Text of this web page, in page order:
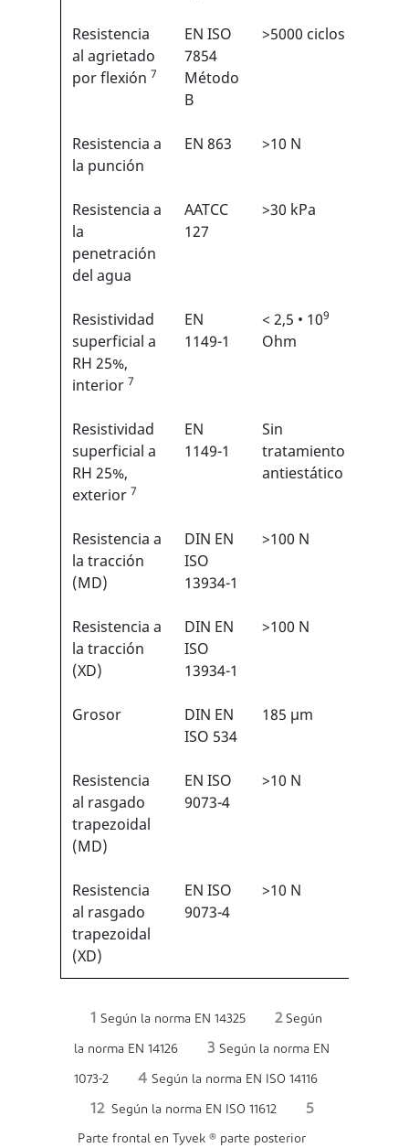
Resistencia
al agrietado
por flexión 7
EN ISO
7854
Método
B
>5000 ciclos
Resistencia a
la punción
EN 863 >10 N
Resistencia a
la
penetración
del agua
AATCC
127
>30 kPa
Resistividad
superficial a
RH 25%,
interior 7
EN
1149-1
< 2,5 • 109
Ohm
Resistividad
superficial a
RH 25%,
exterior 7
EN
1149-1
Sin
tratamiento
antiestático
Resistencia a
la tracción
(MD)
DIN EN
ISO
13934-1
>100 N
Resistencia a
la tracción
(XD)
DIN EN
ISO
13934-1
>100 N
Grosor
DIN EN
ISO 534
185 µm
Resistencia
al rasgado
trapezoidal
(MD)
EN ISO
9073-4
>10 N
Resistencia
al rasgado
trapezoidal
(XD)
EN ISO
9073-4
>10 N
1 Según la norma EN 14325 2Según
la norma EN 14126 3 Según la norma EN
1073-2 4 Según la norma EN ISO 14116
12Según la norma EN ISO 11612 5
Parte frontal en Tyvek ® parte posterior